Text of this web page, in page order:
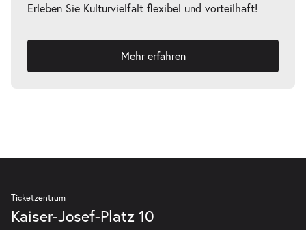
Erleben Sie Kulturvielfalt flexibel und vorteilhaft!
Mehr erfahren
Ticketzentrum
Kaiser-Josef-Platz 10